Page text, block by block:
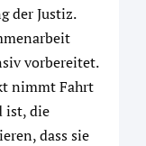
der Justiz.
vorbereitet.
nimmt Fahrt
ist, die
dass sie